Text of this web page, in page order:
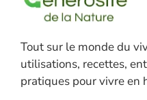
Tout sur le monde du
utilisations, recettes,
pratiques pour vivre en